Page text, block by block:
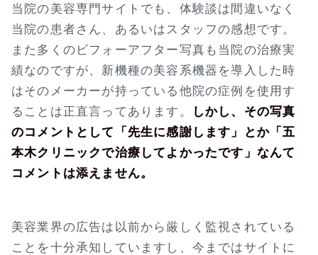
当院の美容専門サイトでも、体験談は間違いなく
当院の患者さん、あるいはスタッフの感想です。
また多くのビフォーアフター写真も当院の治療実
績なのですが、新機種の美容系機器を導入した時
はそのメーカーが持っている他院の症例を使用す
ることは正直言ってあります。
しかし、その写真
のコメントとして「先生に感謝します」とか「五
本木クリニックで治療してよかったです」なんて
コメントは添えません。
美容業界の広告は以前から厳しく監視されている
ことを十分承知していますし、今まではサイトに